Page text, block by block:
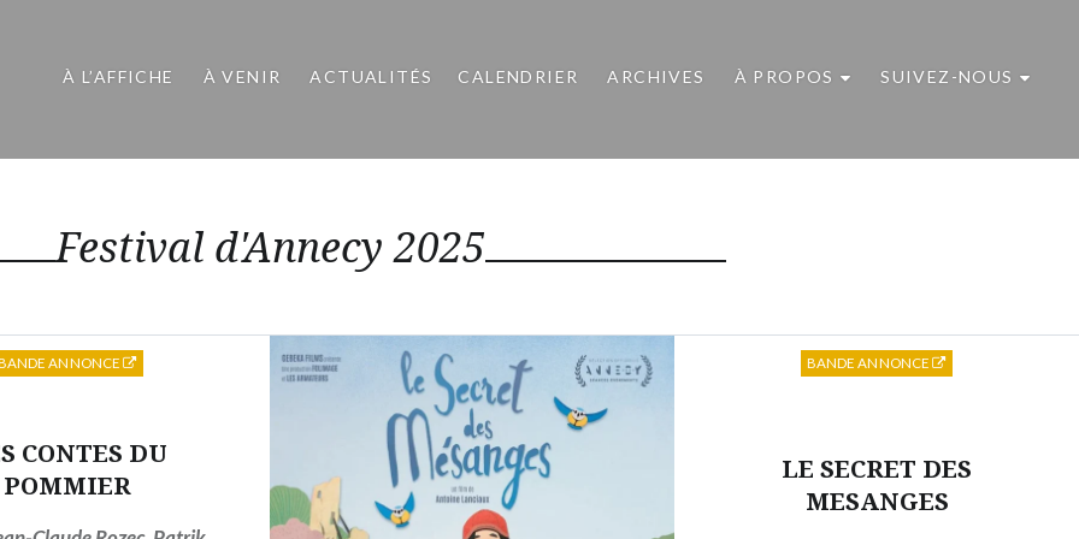
À L’AFFICHE À VENIR ACTUALITÉS CALENDRIER ARCHIVES À PROPOS SUIVEZ-NOUS
Festival d'Annecy 2025
CONTES DU
POMMIER
ANNONCE
LE SECRET DES
MESANGES
BANDE ANNONCE